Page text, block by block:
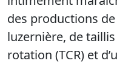
des productions
luzernière, de
rotation (TCR) et